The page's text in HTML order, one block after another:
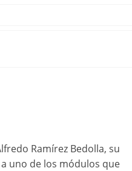
Ramírez Bedolla, su
uno de los módulos que